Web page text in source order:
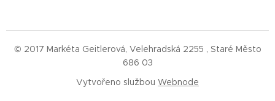
© 2017 Markéta Geitlerová, Velehradská 2255 , Staré Město
686 03
Vytvořeno službou Webnode